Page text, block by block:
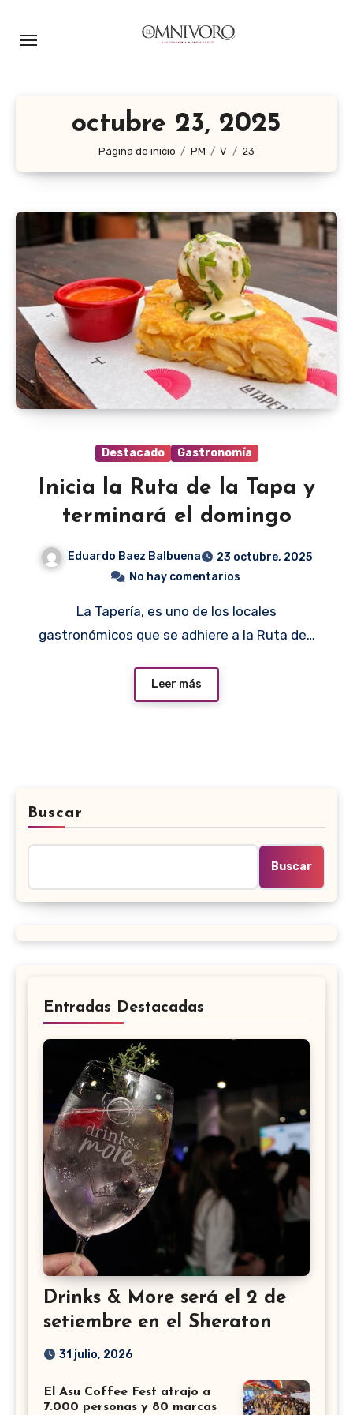
octubre 23, 2025
Página de inicio PM V 23
Destacado Gastronomía
Inicia la Ruta de la Tapa y
terminará el domingo
Eduardo Baez Balbuena
23 octubre, 2025
No hay comentarios
La Tapería, es uno de los locales
gastronómicos que se adhiere a la Ruta de…
Leer más
Buscar
Buscar
Entradas Destacadas
Drinks & More será el 2 de
setiembre en el Sheraton
31 julio, 2026
El Asu Coffee Fest atrajo a
7.000 personas y 80 marcas